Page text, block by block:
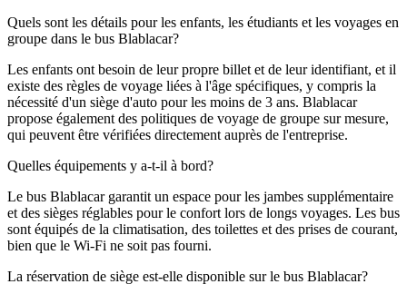
Quels sont les détails pour les enfants, les étudiants et les voyages en
groupe dans le bus Blablacar?
Les enfants ont besoin de leur propre billet et de leur identifiant, et il
existe des règles de voyage liées à l'âge spécifiques, y compris la
nécessité d'un siège d'auto pour les moins de 3 ans. Blablacar
propose également des politiques de voyage de groupe sur mesure,
qui peuvent être vérifiées directement auprès de l'entreprise.
Quelles équipements y a-t-il à bord?
Le bus Blablacar garantit un espace pour les jambes supplémentaire
et des sièges réglables pour le confort lors de longs voyages. Les bus
sont équipés de la climatisation, des toilettes et des prises de courant,
bien que le Wi-Fi ne soit pas fourni.
La réservation de siège est-elle disponible sur le bus Blablacar?